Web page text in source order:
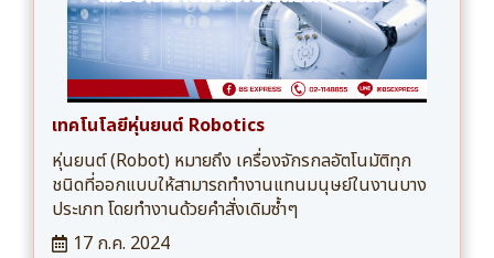
เทคโนโลยีหุ่นยนต์ Robotics
หุ่นยนต์ (Robot) หมายถึง เครื่องจักรกลอัตโนมัติทุก
ชนิดที่ออกแบบให้สามารถทำงานแทนมนุษย์ในงานบาง
ประเภท โดยทำงานด้วยคำสั่งเดิมซ้ำๆ
17 ก.ค. 2024